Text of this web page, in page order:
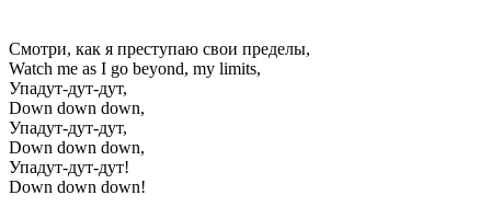
Смотри, как я преступаю свои пределы,
Watch me as I go beyond, my limits,
Упадут-дут-дут,
Down down down,
Упадут-дут-дут,
Down down down,
Упадут-дут-дут!
Down down down!